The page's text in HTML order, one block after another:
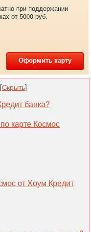
при поддержании
от 5000 руб.
Оформить карту
[Скрыть]
банка?
карте Космос
от Хоум Кредит